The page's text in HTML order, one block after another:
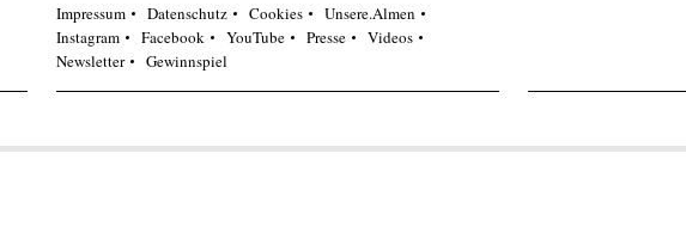
Impressum Datenschutz Cookies
Unsere.Almen
Instagram
Facebook YouTube Presse
Videos
Newsletter
Gewinnspiel